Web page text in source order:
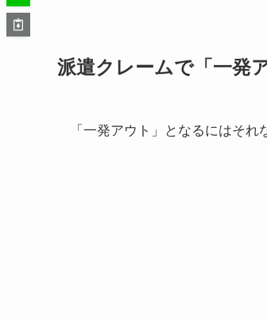
派遣クレームで「一発
「一発アウト」となるにはそ